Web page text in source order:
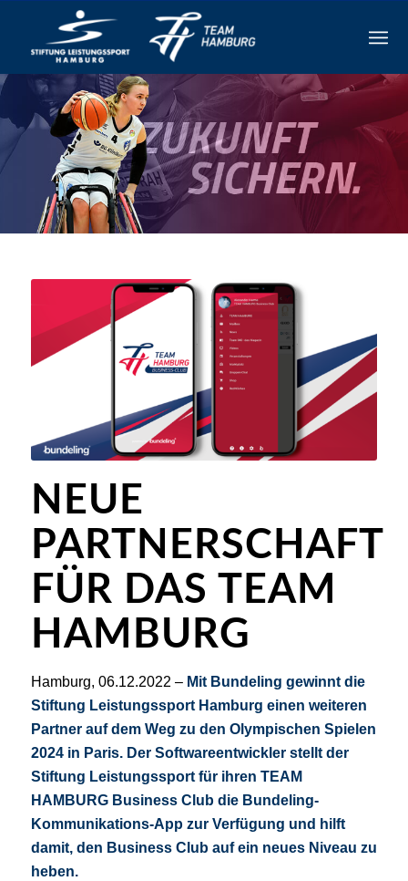
NEUE
PARTNERSCHAFT
FÜR DAS TEAM
HAMBURG
Hamburg, 06.12.2022 – Mit Bundeling gewinnt die
Stiftung Leistungssport Hamburg einen weiteren
Partner auf dem Weg zu den Olympischen Spielen
2024 in Paris. Der Softwareentwickler stellt der
Stiftung Leistungssport für ihren TEAM
HAMBURG Business Club die Bundeling-
Kommunikations-App zur Verfügung und hilft
damit, den Business Club auf ein neues Niveau zu
heben.